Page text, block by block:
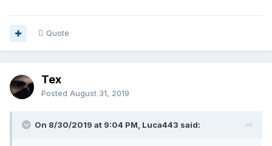
Quote
Tex
Posted August 31, 2019
On 8/30/2019 at 9:04 PM, Luca443 said: